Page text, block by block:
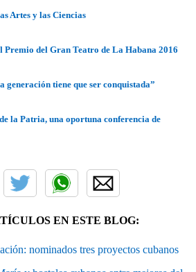
Artes y las Ciencias
Premio del Gran Teatro de La Habana 2016
generación tiene que ser conquistada”
la Patria, una oportuna conferencia de
EN ESTE BLOG:
nominados tres proyectos cubanos